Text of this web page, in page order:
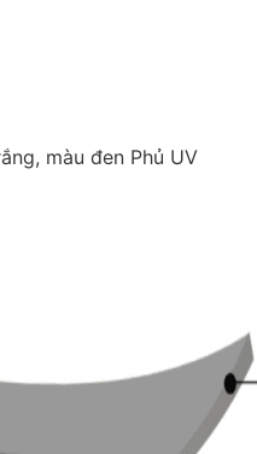
màu đen Phủ UV